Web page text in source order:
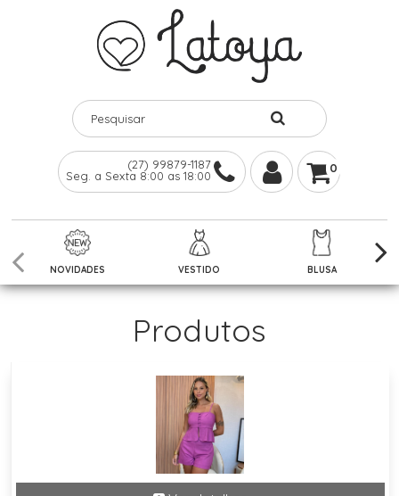
(27) 99879-1187
Seg. a Sexta 8:00 as 18:00
0
NOVIDADES VESTIDO BLUSA
Produtos